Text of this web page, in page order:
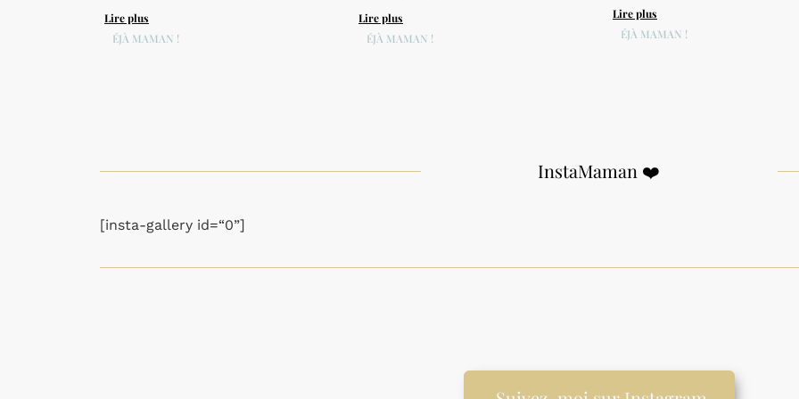
Lire plus
DÉJÀ MAMAN !
Lire plus
DÉJÀ MAMAN !
Lire plus
DÉJÀ MAMAN !
InstaMaman ❤️
[insta-gallery id=“0”]